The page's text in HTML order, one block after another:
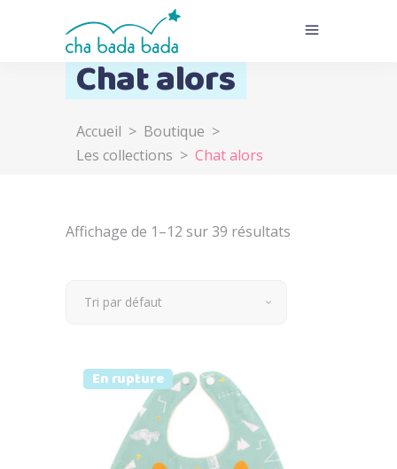
Chat alors
Accueil > Boutique >
Les collections > Chat alors
Affichage de 1–12 sur 39 résultats
Tri par défaut
Vendu
En rupture